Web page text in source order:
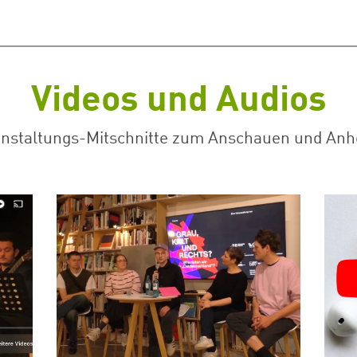
Videos und Audios
Mitschnitte zum Anschauen und